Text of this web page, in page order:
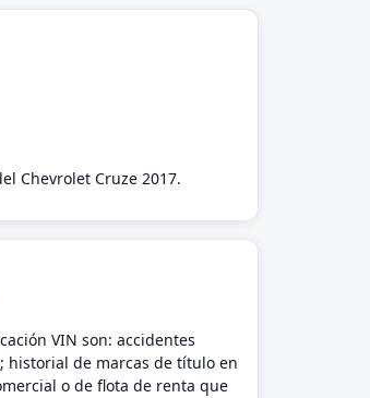
Chevrolet Cruze 2017.
VIN son: accidentes
historial de marcas de título en
o de flota de renta que